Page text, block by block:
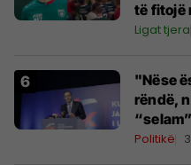
të fitojë
Ligat tjera
"Nëse
rëndë,
Politikë